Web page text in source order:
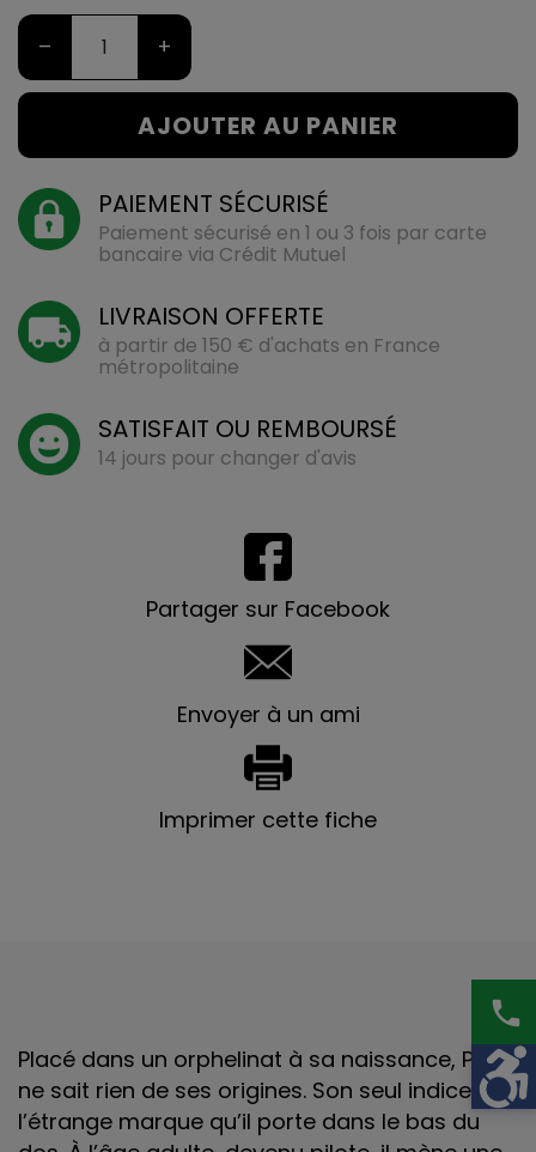
– +
AJOUTER AU PANIER
PAIEMENT SÉCURISÉ
Paiement sécurisé en 1 ou 3 fois par carte
bancaire via Crédit Mutuel
LIVRAISON OFFERTE
à partir de 150 € d'achats en France
métropolitaine
SATISFAIT OU REMBOURSÉ
14 jours pour changer d'avis
Partager sur Facebook
Envoyer à un ami
Imprimer cette fiche
Placé dans un orphelinat à sa naissance, Paul
ne sait rien de ses origines. Son seul indice est
l’étrange marque qu’il porte dans le bas du
phone